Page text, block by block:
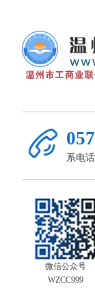
系电话
微信公众号
WZCC999